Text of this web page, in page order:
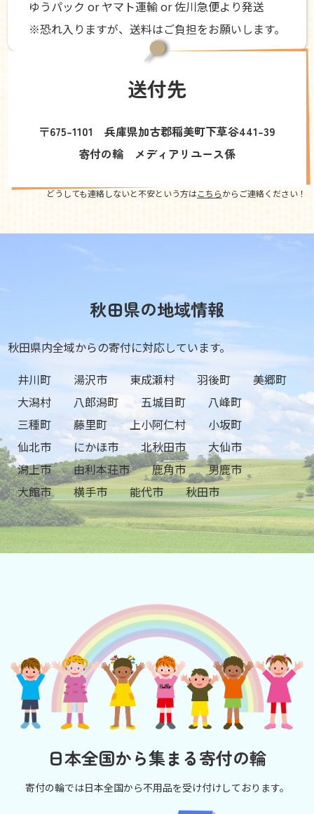
ゆうパック or ヤマト運輸 or 佐川急便より発送
※恐れ入りますが、送料はご負担をお願いします。
送付先
〒675-1101 兵庫県加古郡稲美町下草谷441-39
寄付の輪 メディアリユース係
どうしても連絡しないと不安という方はこちらからご連絡ください！
秋田県の地域情報
秋田県内全域からの寄付に対応しています。
井川町
湯沢市 東成瀬村 羽後町
美郷町
大潟村
八郎潟町 五城目町
八峰町
三種町
藤里町 上小阿仁村
小坂町
仙北市
にかほ市 北秋田市
大仙市
潟上市
由利本荘市 鹿角市
男鹿市
大館市
横手市 能代市 秋田市
日本全国から集まる寄付の輪
寄付の輪では日本全国から不用品を受け付けしております。